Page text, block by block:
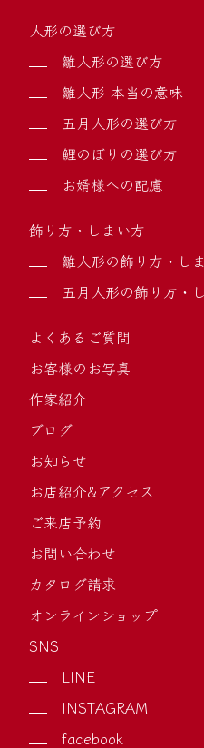
人形の選び方
雛人形の選び方
雛人形 本当の意味
五月人形の選び方
鯉のぼりの選び方
お婿様への配慮
飾り方・しまい方
雛人形の飾り方・し
五月人形の飾り方・
よくあるご質問
お客様のお写真
作家紹介
ブログ
お知らせ
お店紹介&アクセス
ご来店予約
お問い合わせ
カタログ請求
オンラインショップ
SNS
LINE
INSTAGRAM
facebook